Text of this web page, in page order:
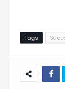
Tags